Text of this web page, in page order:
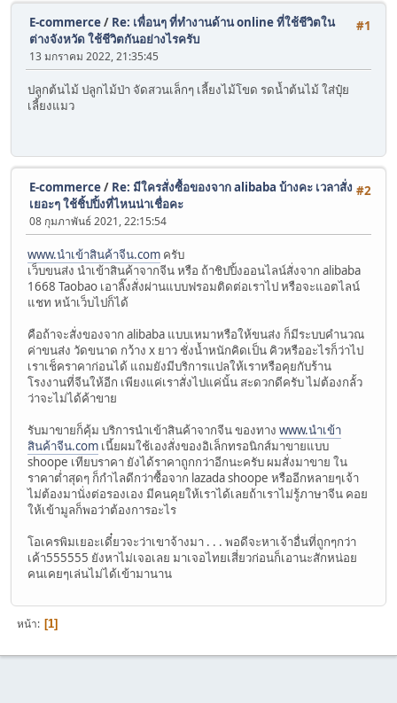
#1
E-commerce/ Re: เพื่อนๆ ที่ทำงานด้าน online ที่ใช้ชีวิตใน
ต่างจังหวัด ใช้ชีวิตกันอย่างไรครับ
13 มกราคม 2022, 21:35:45
ปลูกต้นไม้ ปลูกไม้ป่า จัดสวนเล็กๆ เลี้ยงไม้โขด รดน้ำต้นไม้ ใส่ปุ๋ย
เลี้ยงแมว
#2
E-commerce/ Re: มีใครสั่งซื้อของจาก alibaba บ้างคะ เวลาสั่ง
เยอะๆ ใช้ชิ้ปปิ้งที่ไหนน่าเชื่อคะ
08 กุมภาพันธ์ 2021, 22:15:54
www.นำเข้าสินค้าจีน.com ครับ
เว็บขนส่ง นำเข้าสินค้าจากจีน หรือ ถ้าชิปปิ้งออนไลน์สั่งจาก alibaba
1668 Taobao เอาลิ๊งสั่งผ่านแบบฟรอมติดต่อเราไป หรือจะแอตไลน์
แชท หน้าเว็บไปก็ได้
คือถ้าจะสั่งของจาก alibaba แบบเหมาหรือให้ขนส่ง ก็มีระบบคำนวณ
ค่าขนส่ง วัดขนาด กว้าง x ยาว ชั่งน้ำหนักคิดเป็น คิวหรืออะไรก็ว่าไป
เราเช็คราคาก่อนได้ แถมยังมีบริการแปลให้เราหรือคุยกับร้าน
โรงงานที่จีนให้อีก เพียงแค่เราสั่งไปแค่นั้น สะดวกดีครับ ไม่ต้องกลั้ว
ว่าจะไม่ได้ค้าขาย
รับมาขายก็คุ้ม บริการนำเข้าสินค้าจากจีน ของทาง www.นำเข้า
สินค้าจีน.com เนี้ยผมใช้เองสั่งของอิเล็กทรอนิกส์มาขายแบบ
shoope เทียบราคา ยังได้ราคาถูกกว่าอีกนะครับ ผมสั่งมาขาย ใน
ราคาต่ำสุดๆ ก็กำไลดีกว่าซื้อจาก lazada shoope หรืออีกหลายๆเจ้า
ไม่ต้องมานั่งต่อรองเอง มีคนคุยให้เราได้เลยถ้าเราไม่รู้ภาษาจีน คอย
ให้เข้ามูลก็พอว่าต้องการอะไร
โอเครพิมเยอะเดี๋ยวจะว่าเขาจ้างมา . . . พอดีจะหาเจ้าอื่นที่ถูกๆกว่า
เค้า555555 ยังหาไม่เจอเลย มาเจอไทยเสี่ยวก่อนก็เอานะสักหน่อย
คนเคยๆเล่นไม่ได้เข้ามานาน
หน้า 1